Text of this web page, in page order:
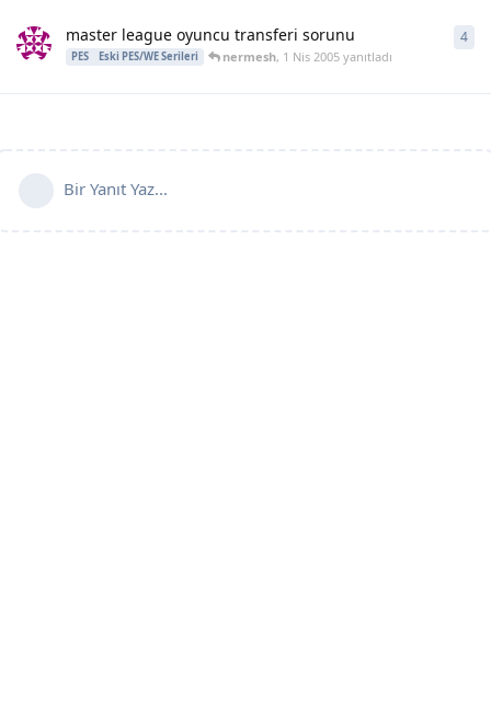
master league oyuncu transferi sorunu
PES Eski PES/WE Serileri nermesh, 1 Nis 2005yanıtladı
4
Bir Yanıt Yaz...